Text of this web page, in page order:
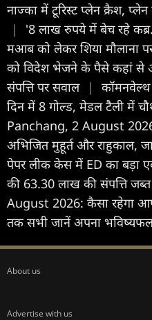
नाज्का में टूरिस्ट प्लेन क्रैश,
|
'8 लाख रुपये में बेच रहे
मआब को लेकर शिया मौलाना
को विदेश भेजने के पैसे कहां से
संपत्ति पर सवाल |
दिन में 8 गोल्ड, मेडल टैली में
Panchang, 2 August
अभिजित मुहूर्त और राहुकाल,
पेपर लीक केस में ED का बड़ा
की 63.30 लाख की संपत्ति जब्त
August 2026: कैसा रहेगा
तक सभी जानें अपना
About us
Advertise with us